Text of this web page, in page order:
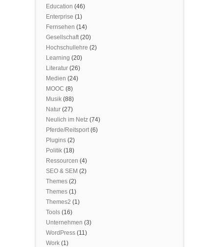
Education (46)
Enterprise (1)
Fernsehen (14)
Gesellschaft(20)
Hochschullehre (2)
Learning (20)
Literatur (26)
Medien (24)
MOOC (8)
Musik (88)
Natur (27)
Neulich im Netz (74)
Pferde/Reitsport(6)
Plugins (2)
Politik (18)
Ressourcen (4)
SEO & SEM (2)
Themes (2)
Themes (1)
Themes2 (1)
Tools (16)
Unternehmen (3)
WordPress (11)
Work (1)